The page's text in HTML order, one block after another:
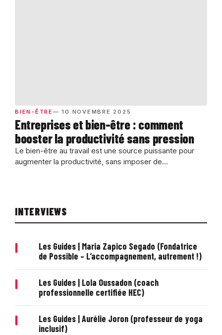
BIEN-ÊTRE — 10 NOVEMBRE 2025
Entreprises et bien-être : comment
booster la productivité sans pression
Le bien-être au travail est une source puissante pour
augmenter la productivité, sans imposer de...
INTERVIEWS
|
Les Guides | Maria Zapico Segado (Fondatrice
de Possible – L’accompagnement, autrement !)
|
Les Guides | Lola Oussadon (coach
professionnelle certifiée HEC)
|
Les Guides | Aurélie Joron (professeur de yoga
inclusif)